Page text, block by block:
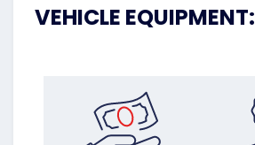
VEHICLE EQUIPMENT: